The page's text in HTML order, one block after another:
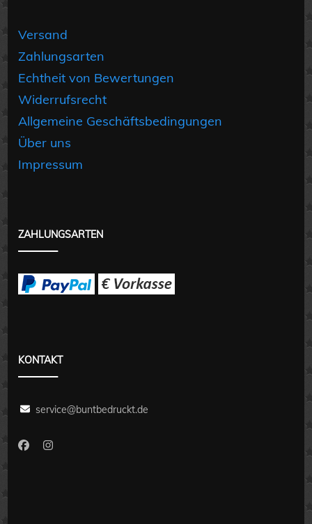
Versand
Zahlungsarten
Echtheit von Bewertungen
Widerrufsrecht
Allgemeine Geschäftsbedingungen
Über uns
Impressum
ZAHLUNGSARTEN
KONTAKT
service@buntbedruckt.de